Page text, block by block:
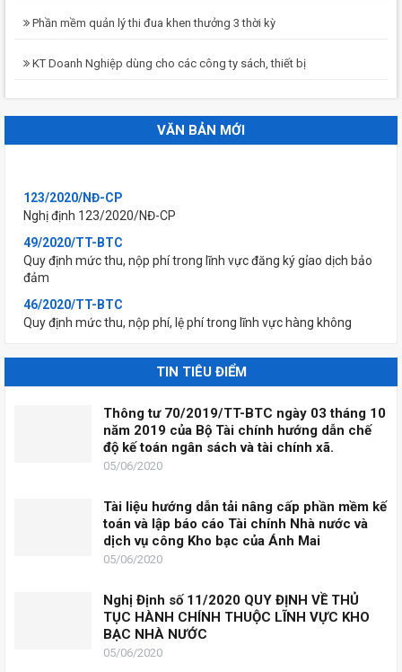
Phần mềm quản lý thi đua khen thưởng 3 thời kỳ
KT Doanh Nghiệp dùng cho các công ty sách, thiết bị
VĂN BẢN MỚI
Nghị định 123/2020/NĐ-CP
Quy định mức thu, nộp phí trong lĩnh vực đăng ký gỉao dịch bảo
đảm
Quy định mức thu, nộp phí, lệ phí trong lĩnh vực hàng không
Quy định mức thu, nộp phí đăng ký (xác nhận) sử dụng mã số
mã vạch nước ngoài và lệ phí sở hữu công nghiệp
Quy định mức thu, nộp phí thẩm định kỉnh doanh hàng hoá, dịch
vụ hạn chế kinh doanh; hàng hoá, dịch vụ kinh doanh có đỉều
kiện thuộc lĩnh vực thương mại và lệ phí cấp Giấy phép thành
lập Sở Giao dịch...
43/2020/TT-BTC
Quy định mức thu, nộp phí thẩm định nội dung tài liệu không
kinh doanh để cấp giấy phép xuất bản, lệ phí cấp giấy phép
nhập khẩu xuất bản phẩm không kinh doanh, lệ phí đăng ký
nhập khẩu xuất bản phẩm...
41/2020/TT-BTC
Sửa đổi, bổ sung một số điều của Thông tư số 219/2016/TT-
BTC ngày 10 tháng 11 năm 2016 quy định mức thu, chế độ thu,
nộp, quản lý và sử dụng phí, lệ phí trong lĩnh vực xuất cảnh,
TIN TIÊU ĐIỂM
Thông tư 70/2019/TT-BTC ngày 03 tháng 10
năm 2019 của Bộ Tài chính hướng dẫn chế
độ kế toán ngân sách và tài chính xã.
05/06/2020
Tài liệu hướng dẫn tải nâng cấp phần mềm kế
toán và lập báo cáo Tài chính Nhà nước và
dịch vụ công Kho bạc của Ánh Mai
05/06/2020
Nghị Định số 11/2020 QUY ĐỊNH VỀ THỦ
TỤC HÀNH CHÍNH THUỘC LĨNH VỰC KHO
BẠC NHÀ NƯỚC
05/06/2020